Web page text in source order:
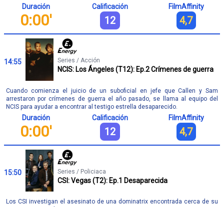
Duración
0:00'
Calificación
12
FilmAffinity
4,7
14:55 Series / Acción
NCIS: Los Ángeles (T12): Ep.2 Crímenes de guerra
Cuando comienza el juicio de un suboficial en jefe que Callen y Sam
arrestaron por crímenes de guerra el año pasado, se llama al equipo del
NCIS para ayudar a encontrar al testigo estrella desaparecido.
Duración
0:00'
Calificación
12
FilmAffinity
4,7
15:50 Series / Policiaca
CSI: Vegas (T2): Ep.1 Desaparecida
Los CSI investigan el asesinato de una dominatrix encontrada cerca de su